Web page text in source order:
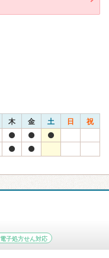
木 金 土 日 祝
電子処方せん対応